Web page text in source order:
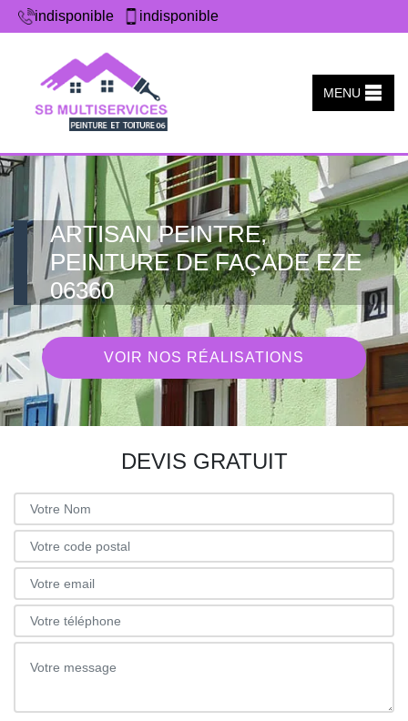
indisponible indisponible
MENU
ARTISAN PEINTRE,
PEINTURE DE FAÇADE EZE
06360
VOIR NOS RÉALISATIONS
DEVIS GRATUIT